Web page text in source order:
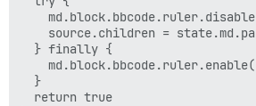
source.children =
  } finally {
  }
  return true